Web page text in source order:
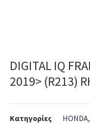
DIGITAL IQ
2019> (R213)
Κατηγορίες HONDA,